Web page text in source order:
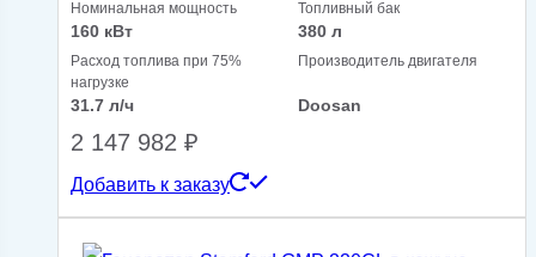
Номинальная мощность
160 кВт
Топливный бак
380 л
Расход топлива при 75%
нагрузке
31.7 л/ч
Производитель двигателя
Doosan
2 147 982 ₽
Добавить к заказу